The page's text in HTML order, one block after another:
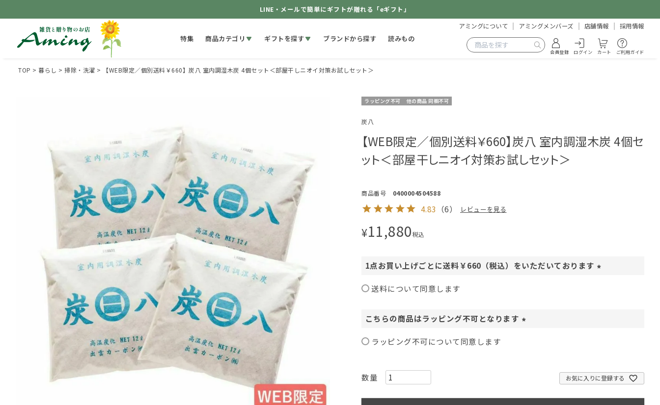
LINE・メールで簡単にギフトが贈れる「eギフト」
特集 商品カテゴリ ギフトを探す ブランドから探す 読みもの
アミングについて アミングメンバーズ 店舗情報 採用情報
会員登録 ログイン カート ご利用ガイド
TOP 暮らし 掃除・洗濯 【WEB限定／個別送料￥660】炭八 室内調湿木炭 4個セット＜部屋干しニオイ対策お試しセット＞
ラッピング不可 他の商品 同梱不可
炭八
【WEB限定／個別送料￥660】炭八 室内調湿木炭 4個セ
ット＜部屋干しニオイ対策お試しセット＞
商品番号 0400004504588
4.83 （6） レビューを見る
¥11,880税込
1点お買い上げごとに送料￥660（税込）をいただいております
送料について同意します
こちらの商品はラッピング不可となります
ラッピング不可について同意します
お気に入りに登録する